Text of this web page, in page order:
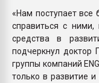
«Нам поступает все
справиться с ними,
средства в
подчеркнул доктор
группы компаний
только в развитие